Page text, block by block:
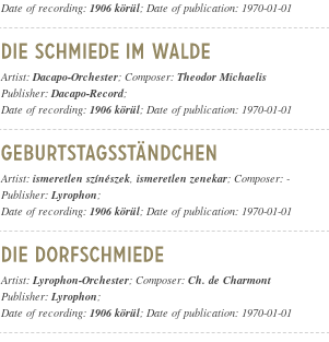
Date of recording: 1906 körül; Date of publication: 1970-01-01
Artist:Dacapo-Orchester; Composer: Theodor Michaelis
Publisher:Dacapo-Record;
Date of recording: 1906 körül; Date of publication: 1970-01-01
Artist: ismeretlen színészek, ismeretlen zenekar; Composer: -
Publisher: Lyrophon;
Date of recording: 1906 körül; Date of publication: 1970-01-01
Artist: Lyrophon-Orchester; Composer: Ch. de Charmont
Publisher: Lyrophon;
Date of recording: 1906 körül; Date of publication: 1970-01-01